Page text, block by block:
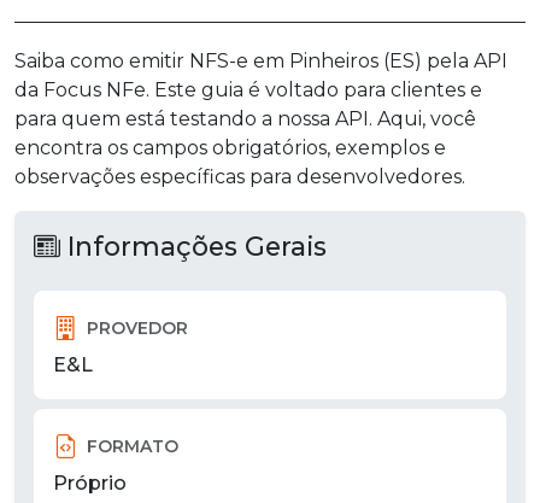
Saiba como emitir NFS-e em Pinheiros (ES) pela API
da Focus NFe. Este guia é voltado para clientes e
para quem está testando a nossa API. Aqui, você
encontra os campos obrigatórios, exemplos e
observações específicas para desenvolvedores.
Informações Gerais
PROVEDOR
E&L
FORMATO
Próprio